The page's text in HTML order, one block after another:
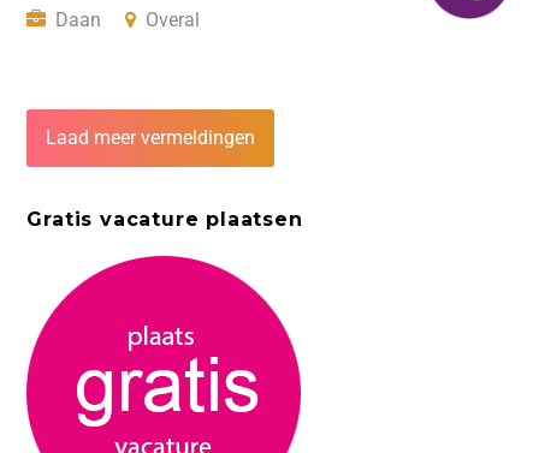
Daan
Overal
Laad meer vermeldingen
Gratis vacature plaatsen